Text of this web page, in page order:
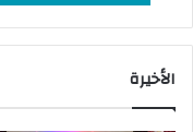
الأخيرة